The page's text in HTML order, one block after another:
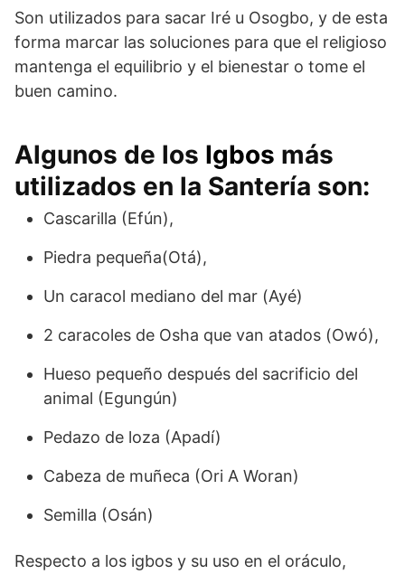
Son utilizados para sacar Iré u Osogbo, y de esta
forma marcar las soluciones para que el religioso
mantenga el equilibrio y el bienestar o tome el
buen camino.
Algunos de los Igbos más
utilizados en la Santería son:
Cascarilla (Efún),
Piedra pequeña(Otá),
Un caracol mediano del mar (Ayé)
2 caracoles de Osha que van atados (Owó),
Hueso pequeño después del sacrificio del
animal (Egungún)
Pedazo de loza (Apadí)
Cabeza de muñeca (Ori A Woran)
Semilla (Osán)
Respecto a los igbos y su uso en el oráculo,